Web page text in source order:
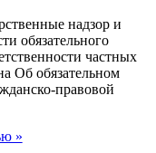
надзор и
обязательного
частных
Об обязательном
правовой
»